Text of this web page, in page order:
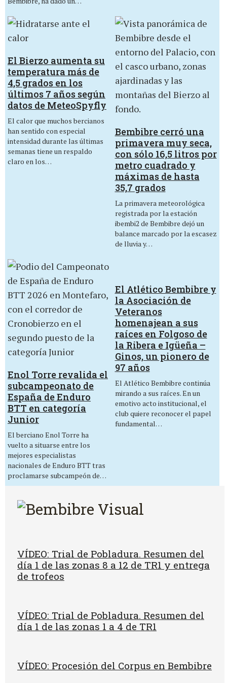
El Bierzo aumenta su
temperatura más de
4,5 grados en los
últimos 7 años según
datos de MeteoSpyfly
El calor que muchos bercianos
han sentido con especial
intensidad durante las últimas
semanas tiene un respaldo
claro en los…
Bembibre cerró una
primavera muy seca,
con sólo 16,5 litros por
metro cuadrado y
máximas de hasta
35,7 grados
La primavera meteorológica
registrada por la estación
ibembi2 de Bembibre dejó un
balance marcado por la escasez
de lluvia y…
Enol Torre revalida el
subcampeonato de
España de Enduro
BTT en categoría
Junior
El berciano Enol Torre ha
vuelto a situarse entre los
mejores especialistas
nacionales de Enduro BTT tras
proclamarse subcampeón de…
El Atlético Bembibre y
la Asociación de
Veteranos
homenajean a sus
raíces en Folgoso de
la Ribera e Igüeña –
Ginos, un pionero de
97 años
El Atlético Bembibre continúa
mirando a sus raíces. En un
emotivo acto institucional, el
club quiere reconocer el papel
fundamental…
VÍDEO: Trial de Pobladura. Resumen del
día 1 de las zonas 8 a 12 de TR1 y entrega
de trofeos
VÍDEO: Trial de Pobladura. Resumen del
día 1 de las zonas 1 a 4 de TR1
VÍDEO: Procesión del Corpus en Bembibre